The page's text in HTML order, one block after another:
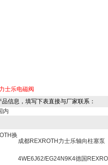
力士乐电磁阀
信息，填写下表直接与厂家联系：
内
换
成都REXROTH力士乐轴向柱塞泵
4WE6J62/EG24N9K4德国